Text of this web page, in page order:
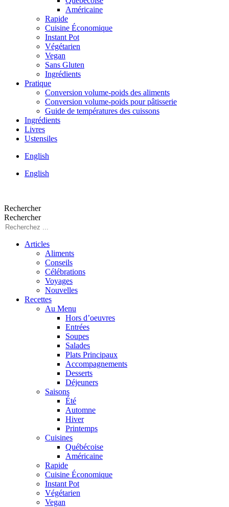
Américaine
Rapide
Cuisine Économique
Instant Pot
Végétarien
Vegan
Sans Gluten
Ingrédients
Pratique
Conversion volume-poids des aliments
Conversion volume-poids pour pâtisserie
Guide de températures des cuissons
Ingrédients
Livres
Ustensiles
English
English
Rechercher
Rechercher
Articles
Aliments
Conseils
Célébrations
Voyages
Nouvelles
Recettes
Au Menu
Hors d’oeuvres
Entrées
Soupes
Salades
Plats Principaux
Accompagnements
Desserts
Déjeuners
Saisons
Été
Automne
Hiver
Printemps
Cuisines
Québécoise
Américaine
Rapide
Cuisine Économique
Instant Pot
Végétarien
Vegan